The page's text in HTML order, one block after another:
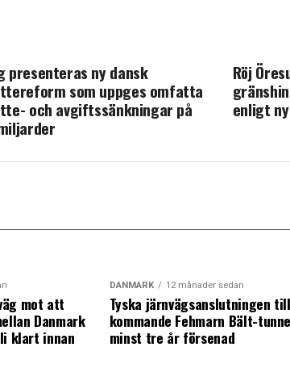
Röj
enligt
presenteras ny dansk
som uppges omfatta
och avgiftssänkningar på
mot att
Danmark
klart innan
DANMARK 12 månader sedan
Tyska järnvägsanslutningen till
kommande Fehmarn Bält-
minst tre år försenad